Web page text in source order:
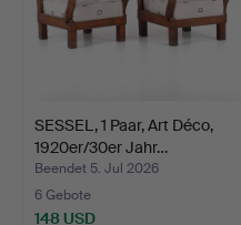
SESSEL, 1 Paar, Art Déco,
1920er/30er Jahr…
Beendet 5. Jul 2026
6 Gebote
148 USD